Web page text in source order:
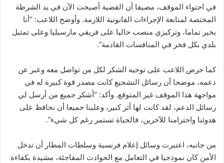
في احتواء الموقف، مضيفا أن القضية أصبحت الآن في يد الشرطة
المختصة لمتابعة الإجراءات القانونية اللازمة. وأوضح اللاعب: “أنا
بخير تماما، وتركيزي منصب حاليا على فريقي مارسيليا وعلى تمثيل
بلدي بكل فخر في المنافسات القادمة”.
كما حرص اللاعب على توجيه الشكر لكل من تواصل معه وعبر عن
دعمه، موضحا أن رسائل التشجيع كانت مصدر قوة كبيرة له في
مواجهة هذا الموقف غير المتوقع. وأكد: “أشكر جميع من أرسل لي
رسائل الدعم، لقد كانت لها أثر كبير، وعلينا جميعا أن نحافظ على
هدوئنا واحترامنا للآخرين، فالحياة تستمر رغم كل شيء”.
من جانبه، اعتبرت وسائل إعلام فرنسية وسلطات المطار أن تدخل
الأمن كان نموذجيا في التعامل مع الحوادث المفاجئة، مشيدة بكفاءة